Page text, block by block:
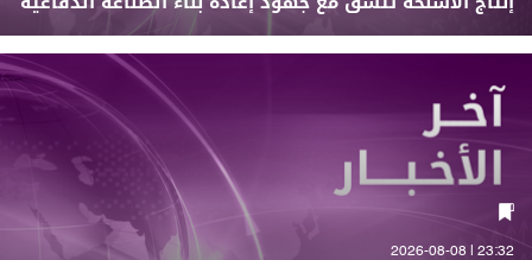
23:32 | 2026-08-08